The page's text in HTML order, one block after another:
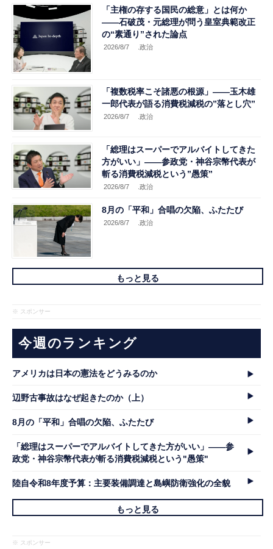
「主権の存する国民の総意」とは何か
――石破茂・元総理が問う皇室典範改正
の“素通り”された論点
2026/8/7 .政治
「複数税率こそ諸悪の根源」――玉木雄
一郎代表が語る消費税減税の”落とし穴”
2026/8/7 .政治
「総理はスーパーでアルバイトしてきた
方がいい」――参政党・神谷宗幣代表が
斬る消費税減税という”愚策”
2026/8/7 .政治
8月の「平和」合唱の欠陥、ふたたび
2026/8/7 .政治
もっと見る
※ スポンサー
今週のランキング
アメリカは日本の憲法をどうみるのか
辺野古事故はなぜ起きたのか（上）
8月の「平和」合唱の欠陥、ふたたび
「総理はスーパーでアルバイトしてきた方がいい」――参
政党・神谷宗幣代表が斬る消費税減税という"愚策"
陸自令和8年度予算：主要装備調達と島嶼防衛強化の全貌
もっと見る
※ スポンサー